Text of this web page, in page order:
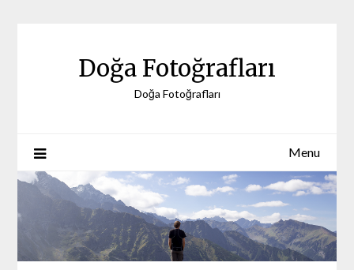
Doğa Fotoğrafları
Doğa Fotoğrafları
Menu